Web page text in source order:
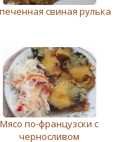
свиная рулька
Мясо по-французски с
черносливом